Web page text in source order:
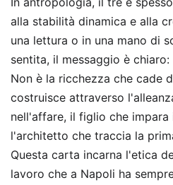
alla stabilità dinamica e alla
una lettura o in una mano di
sentita, il messaggio è
Non è la ricchezza che cade
costruisce attraverso
nell'affare, il figlio che impara
l'architetto che traccia la
Questa carta incarna l'etica
lavoro che a Napoli ha